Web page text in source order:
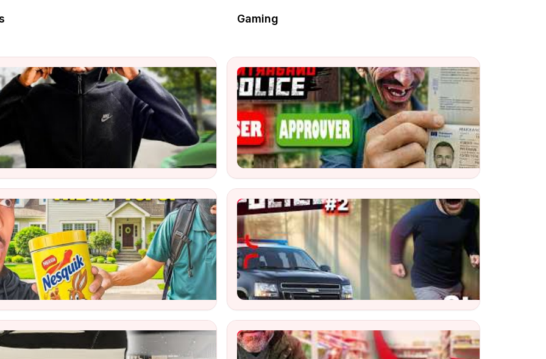
Bizzare
Gaming
PREMIERE video Youtube au quartier *Y’a faillit avoir bagarre*(ghetto 😂)
Contraband Police
Watch
YouTube Video
Watch